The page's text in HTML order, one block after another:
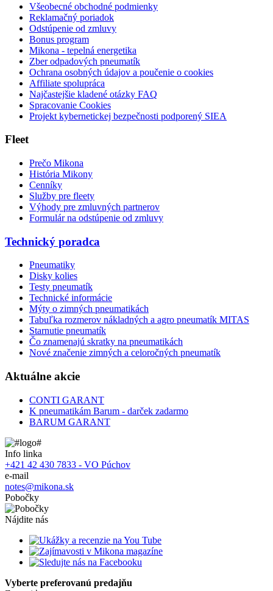
Všeobecné obchodné podmienky
Reklamačný poriadok
Odstúpenie od zmluvy
Bonus program
Mikona - tepelná energetika
Zber odpadových pneumatík
Ochrana osobných údajov a poučenie o cookies
Affiliate spolupráca
Najčastejšie kladené otázky FAQ
Spracovanie Cookies
Projekt kybernetickej bezpečnosti podporený SIEA
Fleet
Prečo Mikona
História Mikony
Cenníky
Služby pre fleety
Výhody pre zmluvných partnerov
Formulár na odstúpenie od zmluvy
Technický poradca
Pneumatiky
Disky kolies
Testy pneumatík
Technické informácie
Mýty o zimných pneumatikách
Tabuľka rozmerov nákladných a agro pneumatík MITAS
Starnutie pneumatík
Čo znamenajú skratky na pneumatikách
Nové značenie zimných a celoročných pneumatík
Aktuálne akcie
CONTI GARANT
K pneumatikám Barum - darček zadarmo
BARUM GARANT
Info linka
+421 42 430 7833 - VO Púchov
e-mail
notes@mikona.sk
Pobočky
Nájdite nás
Vyberte preferovanú predajňu